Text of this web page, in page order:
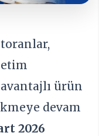
ürün
devam
2026